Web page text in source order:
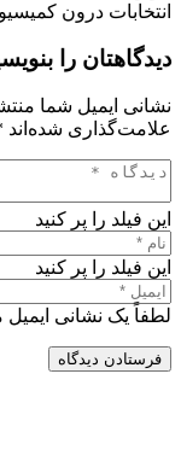
انتخابات درون
دیدگاهتان را
نشانی ایمیل شما
علامت‌گذاری شده‌اند
این فیلد را پر کنید
این فیلد را پر کنید
لطفاً یک نشانی ایمیل
فرستادن دیدگاه